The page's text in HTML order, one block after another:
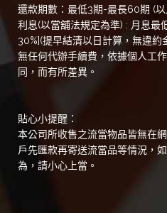
還款期數：最低3期-最長60期 (以
利息(以當舖法規定為準) : 月息最
30%](提早結清以日計算，無違
無任何代辦手續費，依據個人工
同，而有所差異。
貼心小提醒：
本公司所收售之流當物品皆無在
戶先匯款再寄送流當品等情況，
為，請小心上當。